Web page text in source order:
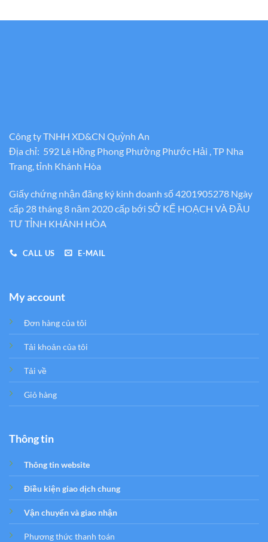
Công ty TNHH XD&CN Quỳnh An
Địa chỉ: 592 Lê Hồng Phong Phường Phước Hải , TP Nha
Trang, tỉnh Khánh Hòa
Giấy chứng nhận đăng ký kinh doanh số 4201905278 Ngày
cấp 28 tháng 8 năm 2020 cấp bới SỞ KẾ HOẠCH VÀ ĐẦU
TƯ TỈNH KHÁNH HÒA
CALL US E-MAIL
My account
Đơn hàng của tôi
Tải khoản của tôi
Tải về
Giỏ hàng
Thông tin
Thông tin website
Điều kiện giao dịch chung
Vận chuyển và giao nhận
Phương thức thanh toán